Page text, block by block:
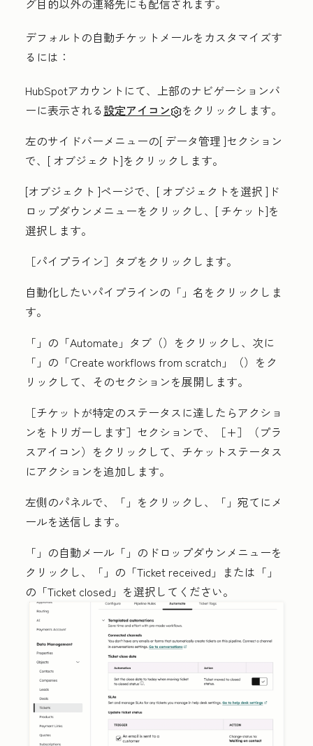
グ目的以外の連絡先にも配信されます。
デフォルトの自動チケットメールをカスタマイズす
るには：
HubSpotアカウントにて、上部のナビゲーションバ
ーに表示される設定アイコン
をクリックします。
左のサイドバーメニューの[ データ管理 ]セクション
で、[ オブジェクト]をクリックします。
[オブジェクト ]ページで、[ オブジェクトを選択 ]ド
ロップダウンメニューをクリックし、[ チケット]を
選択します。
［パイプライン］ タブをクリックします。
自動化したいパイプラインの「 」名 をクリックしま
す。
「 」の「Automate」タブ（）をクリックし、次に
「 」の「Create workflows from scratch」（）をク
リックして、そのセクションを展開します。
［チケットが特定のステータスに達したらアクショ
ンをトリガーします］ セクションで、［+］ （プラ
スアイコン）をクリックして、チケットステータス
にアクションを追加します。
左側のパネルで、「 」をクリックし、「 」宛てにメ
ールを送信します。
「 」の自動メール「 」のドロップダウンメニューを
クリックし、「 」の「Ticket received 」または「 」
の「Ticket closed 」を選択してください。